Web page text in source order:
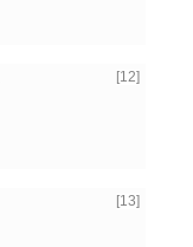
[12]
[13]